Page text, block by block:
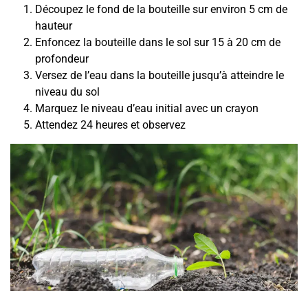
Découpez le fond de la bouteille sur environ 5 cm de
hauteur
Enfoncez la bouteille dans le sol sur 15 à 20 cm de
profondeur
Versez de l’eau dans la bouteille jusqu’à atteindre le
niveau du sol
Marquez le niveau d’eau initial avec un crayon
Attendez 24 heures et observez